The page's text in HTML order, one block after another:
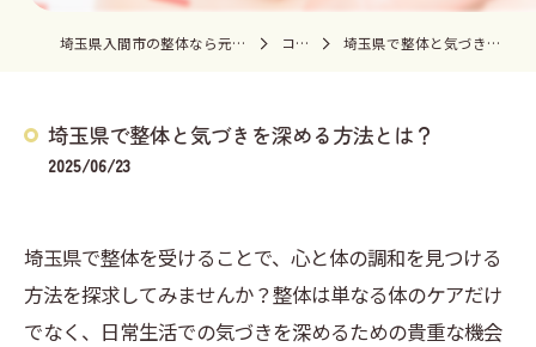
埼玉県入間市の整体なら元加治すこやか治療院 コラム 埼玉県で整体と気づきを深める方法とは？
埼玉県で整体と気づきを深める方法とは？
2025/06/23
埼玉県で整体を受けることで、心と体の調和を見つける
方法を探求してみませんか？整体は単なる体のケアだけ
でなく、日常生活での気づきを深めるための貴重な機会